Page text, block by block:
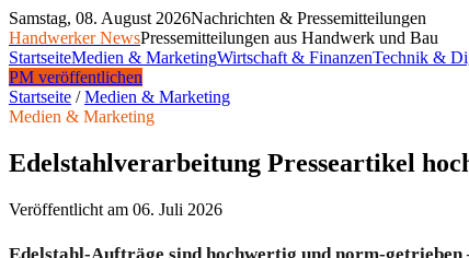
Samstag, 08. August 2026Nachrichten & Pressemitteilungen
Handwerker NewsPressemitteilungen aus Handwerk und Bau
StartseiteMedien & MarketingWirtschaft & FinanzenTechnik &
PM veröffentlichen
Startseite /Medien & Marketing
Medien & Marketing
Edelstahlverarbeitung Presseartikel
Veröffentlicht am 06. Juli 2026